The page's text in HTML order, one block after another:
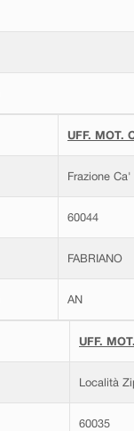
UFF. MOT.
Frazione
60044
FABRIANO
AN
UFF.
Località
60035